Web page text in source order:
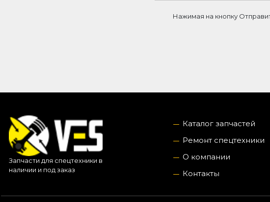
Нажимая на кнопку
Запчасти для спецтехники в
наличии и под заказ
Каталог запчастей
Ремонт спецтехники
О компании
Контакты